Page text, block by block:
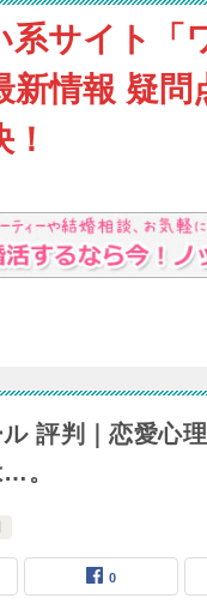
系サイト「
新情報 疑問
評判｜恋愛心
。
0